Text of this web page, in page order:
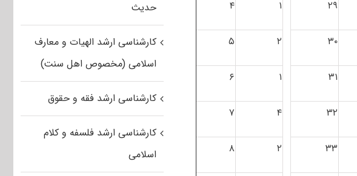
۲۹ ۱ ۴
۳۰ ۲ ۵
۳۱ ۱ ۶
۳۲ ۴ ۷
۳۳ ۲ ۸
حدیث
کارشناسی ارشد الهیات و معارف
اسلامی (مخصوص اهل سنت)
کارشناسی ارشد فقه و حقوق
کارشناسی ارشد فلسفه و کلام
اسلامی